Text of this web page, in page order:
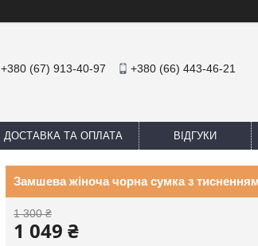
+380 (67) 913-40-97 +380 (66) 443-46-21
ДОСТАВКА ТА ОПЛАТА ВІДГУКИ
Замшева жіноча чорна сумка з
1 300 ₴
1 049 ₴